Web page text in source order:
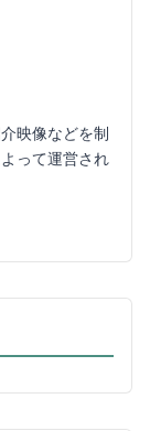
映像などを制
って運営され